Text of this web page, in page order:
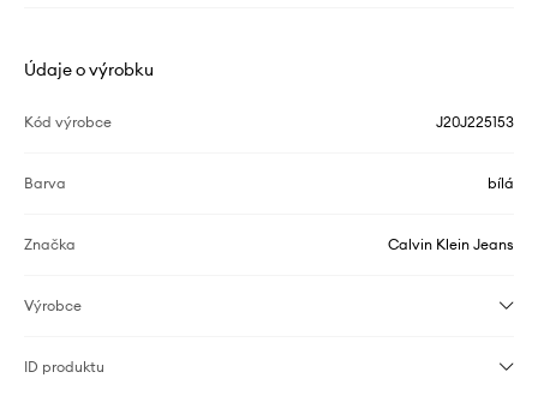
Údaje o výrobku
Kód výrobce J20J225153
Barva bílá
Značka Calvin Klein Jeans
Výrobce
ID produktu